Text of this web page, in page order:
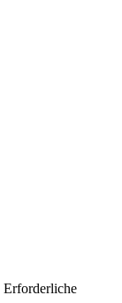
Erforderliche